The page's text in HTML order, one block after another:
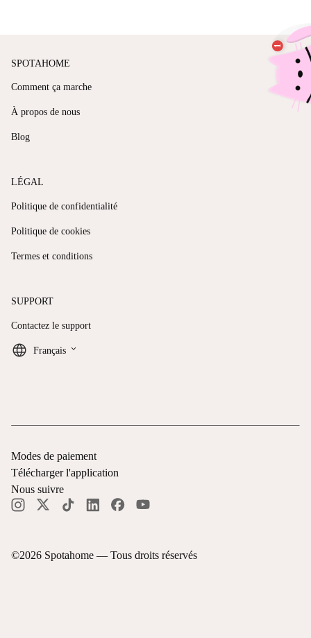
SPOTAHOME
Comment ça marche
À propos de nous
Blog
LÉGAL
Politique de confidentialité
Politique de cookies
Termes et conditions
SUPPORT
Contactez le support
Français keyboard_arrow_down
©2026 Spotahome — Tous droits réservés
Modes de paiement
Télécharger l'application
Nous suivre